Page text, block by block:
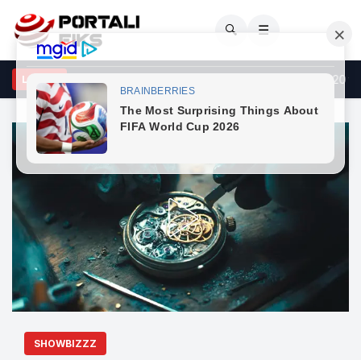
🔍 ☰
LAJME
Të dielën nuk ka kufizime për automjetet e transportit mbi 20 tonë
SHOWBIZZZ